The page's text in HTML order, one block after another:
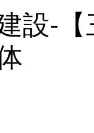
設-